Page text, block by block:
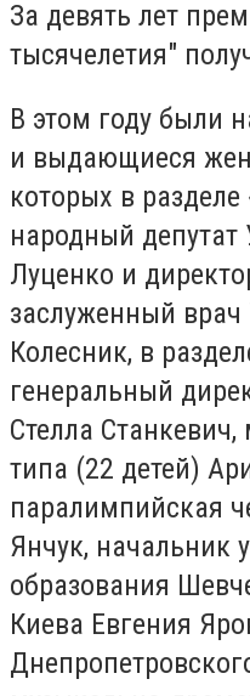
За девять лет
тысячелетия"
В этом году были
и выдающиеся
которых в
народный
Луценко и
заслуженный
Колесник, в
генеральный
Стелла
типа (22 детей)
паралимпийская
Янчук, начальник
образования
Киева Евгения